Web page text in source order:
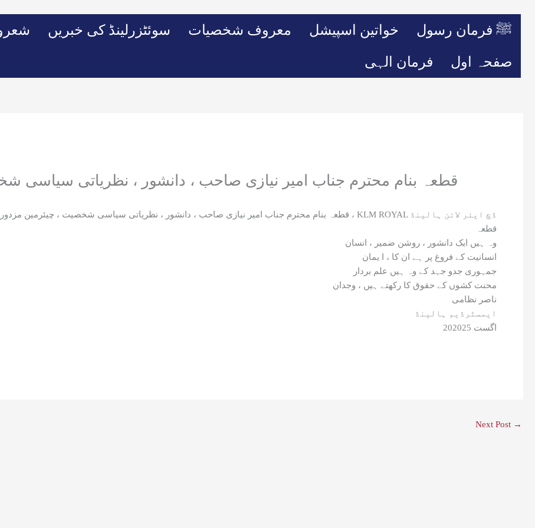
سوئٹزرلینڈ کی خبریں معروف شخصیات خواتین اسپیشل ﷺ فرمان رسول
فرمان الہی صفحہ اول
قطعہ بنام محترم جناب امیر نیازی صاحب ، دانشور ، نظریاتی سیاسی
قطعہ بنام محترم جناب امیر نیازی صاحب ، دانشور ، نظریاتی سیاسی شخصیت ، چیئرمین مزدور یونین ، KLM ROYAL ڈچ ایئر لائن ہالینڈ
قطعہ
وہ ہیں ایک دانشور ، روشن ضمیر ، انسان
انسانیت کے فروغ پر ہے ان کا ، ا یمان
جمہوری جدو جہد کے وہ ہیں علم بردار
محنت کشوں کے حقوق کا رکھتے ہیں ، وجدان
ناصر نظامی
ایمسٹرڈیم ہالینڈ
20اگست 2025
Next Post →